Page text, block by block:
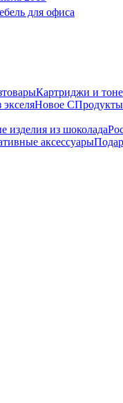
для офиса
Картриджи и
экселяНовое С
изделия из шоколада
аксессуары